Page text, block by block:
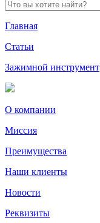
Главная
Статьи
Зажимной инструмент
О компании
Миссия
Преимущества
Наши клиенты
Новости
Реквизиты